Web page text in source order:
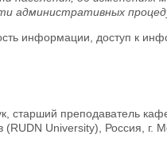
административных
информации, доступ к
старший преподаватель
(RUDN University), Россия, г.